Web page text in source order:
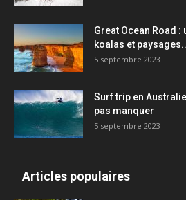
Great Ocean Road
koalas et
5 septembre 2023
Surf trip en
pas manquer
5 septembre 2023
Articles populaires